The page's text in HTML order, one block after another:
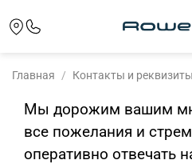
Главная Контакты и реквизиты
Мы дорожим вашим
все пожелания и
оперативно отвечать